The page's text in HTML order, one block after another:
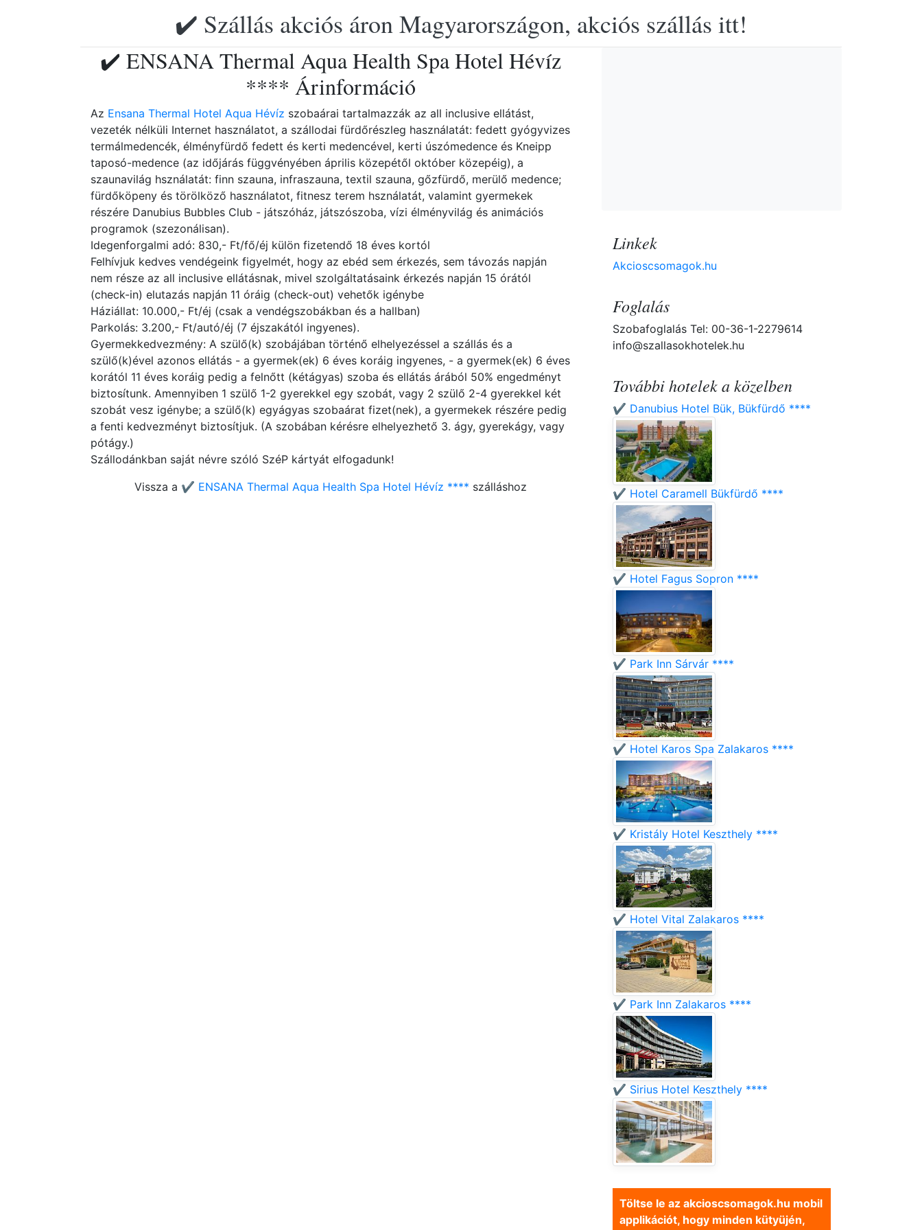
✔️ Szállás akciós áron Magyarországon, akciós szállás itt!
✔️ ENSANA Thermal Aqua Health Spa Hotel Hévíz
**** Árinformáció
Az Ensana Thermal Hotel Aqua Hévíz szobaárai tartalmazzák az all inclusive ellátást,
vezeték nélküli Internet használatot, a szállodai fürdőrészleg használatát: fedett gyógyvizes
termálmedencék, élményfürdő fedett és kerti medencével, kerti úszómedence és Kneipp
taposó-medence (az időjárás függvényében április közepétől október közepéig), a
szaunavilág hsználatát: finn szauna, infraszauna, textil szauna, gőzfürdő, merülő medence;
fürdőköpeny és törölköző használatot, fitnesz terem hsználatát, valamint gyermekek
részére Danubius Bubbles Club - játszóház, játszószoba, vízi élményvilág és animációs
programok (szezonálisan).
Idegenforgalmi adó: 830,- Ft/fő/éj külön fizetendő 18 éves kortól
Felhívjuk kedves vendégeink figyelmét, hogy az ebéd sem érkezés, sem távozás napján
nem része az all inclusive ellátásnak, mivel szolgáltatásaink érkezés napján 15 órától
(check-in) elutazás napján 11 óráig (check-out) vehetők igénybe
Háziállat: 10.000,- Ft/éj (csak a vendégszobákban és a hallban)
Parkolás: 3.200,- Ft/autó/éj (7 éjszakától ingyenes).
Gyermekkedvezmény: A szülő(k) szobájában történő elhelyezéssel a szállás és a
szülő(k)ével azonos ellátás - a gyermek(ek) 6 éves koráig ingyenes, - a gyermek(ek) 6 éves
korától 11 éves koráig pedig a felnőtt (kétágyas) szoba és ellátás árából 50% engedményt
biztosítunk. Amennyiben 1 szülő 1-2 gyerekkel egy szobát, vagy 2 szülő 2-4 gyerekkel két
szobát vesz igénybe; a szülő(k) egyágyas szobaárat fizet(nek), a gyermekek részére pedig
a fenti kedvezményt biztosítjuk. (A szobában kérésre elhelyezhető 3. ágy, gyerekágy, vagy
pótágy.)
Szállodánkban saját névre szóló SzéP kártyát elfogadunk!
Vissza a ✔️ ENSANA Thermal Aqua Health Spa Hotel Hévíz **** szálláshoz
Linkek
Akcioscsomagok.hu
Foglalás
Szobafoglalás Tel: 00-36-1-2279614
info@szallasokhotelek.hu
További hotelek a közelben
✔️ Danubius Hotel Bük, Bükfürdő ****
✔️ Hotel Caramell Bükfürdő ****
✔️ Hotel Fagus Sopron ****
✔️ Park Inn Sárvár ****
✔️ Hotel Karos Spa Zalakaros ****
✔️ Kristály Hotel Keszthely ****
✔️ Hotel Vital Zalakaros ****
✔️ Park Inn Zalakaros ****
✔️ Sirius Hotel Keszthely ****
Töltse le az akcioscsomagok.hu mobil
applikációt, hogy minden kütyüjén,